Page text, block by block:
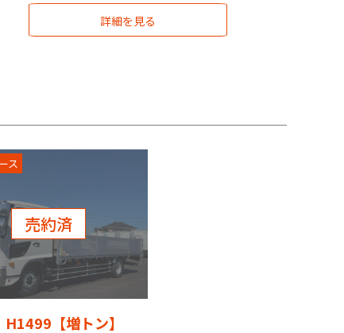
詳細を見る
売約済
ス
H1499【増トン】